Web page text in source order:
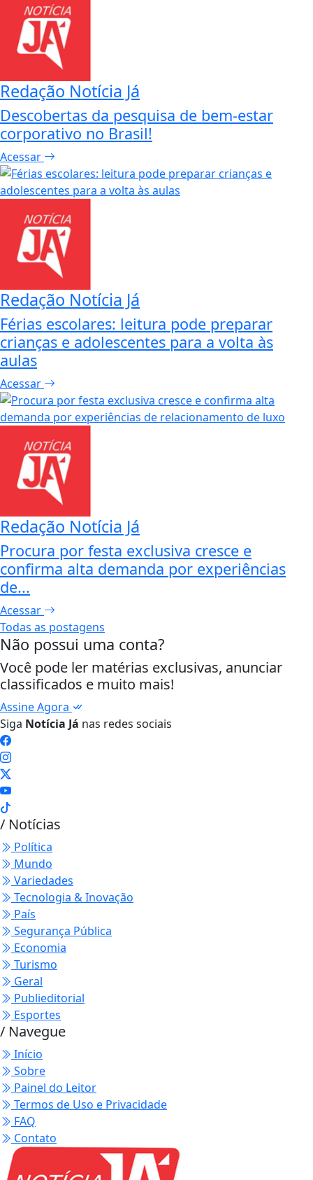
Redação Notícia Já
Descobertas da pesquisa de bem-estar
corporativo no Brasil!
Acessar
Redação Notícia Já
Férias escolares: leitura pode preparar
crianças e adolescentes para a volta às
aulas
Acessar
Redação Notícia Já
Procura por festa exclusiva cresce e
confirma alta demanda por experiências
de...
Acessar
Todas as postagens
Não possui uma conta?
Você pode ler matérias exclusivas, anunciar
classificados e muito mais!
Assine Agora
Siga Notícia Já nas redes sociais
/ Notícias
Política
Mundo
Variedades
Tecnologia & Inovação
País
Segurança Pública
Economia
Turismo
Geral
Publieditorial
Esportes
/ Navegue
Início
Sobre
Painel do Leitor
Termos de Uso e Privacidade
FAQ
Contato